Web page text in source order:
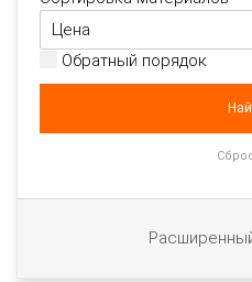
Обратный порядок